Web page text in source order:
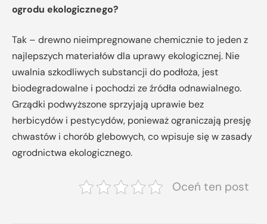
ogrodu ekologicznego?
Tak – drewno nieimpregnowane chemicznie to jeden z
najlepszych materiałów dla uprawy ekologicznej. Nie
uwalnia szkodliwych substancji do podłoża, jest
biodegradowalne i pochodzi ze źródła odnawialnego.
Grządki podwyższone sprzyjają uprawie bez
herbicydów i pestycydów, ponieważ ograniczają presję
chwastów i chorób glebowych, co wpisuje się w zasady
ogrodnictwa ekologicznego.
Oceń ten post